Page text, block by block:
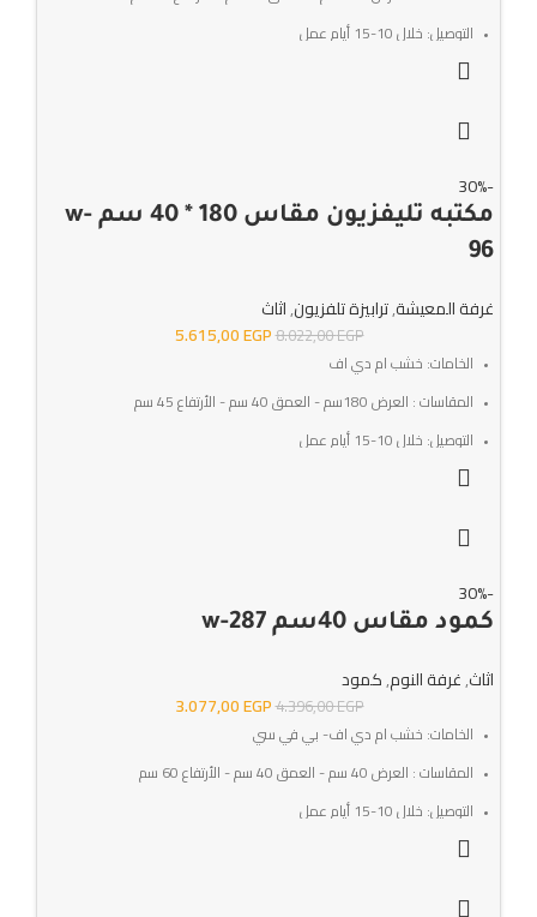
التوصيل: خلال 10-15 أيام عمل
SKU:w-93
-30%
مكتبه تليفزيون مقاس 180 * 40 سم w-
96
غرفة المعيشة,ترابيزة تلفزيون,اثاث
8.022,00EGP
5.615,00EGP
الخامات: خشب ام دي اف
المقاسات : العرض 180سم - العمق 40 سم - الأرتفاع 45 سم
التوصيل: خلال 10-15 أيام عمل
SKU:w-96
-30%
كمود مقاس 40سم w-287
اثاث,غرفة النوم,كمود
4.396,00EGP
3.077,00EGP
الخامات: خشب ام دي اف- بي في سي
المقاسات : العرض 40 سم - العمق 40 سم - الأرتفاع 60 سم
التوصيل: خلال 10-15 أيام عمل
SKU:w-287